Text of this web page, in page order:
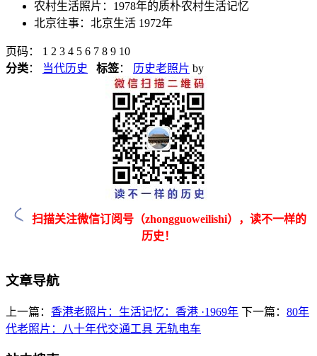
农村生活照片：1978年的质朴农村生活记忆
北京往事：北京生活 1972年
页码： 1 2 3 4 5 6 7 8 9 10
分类： 当代历史 标签： 历史老照片 by
扫描关注微信订阅号（zhongguoweilishi），读不一样的
历史！
文章导航
上一篇： 香港老照片：生活记忆：香港 ·1969年 下一篇： 80年
代老照片：八十年代交通工具 无轨电车